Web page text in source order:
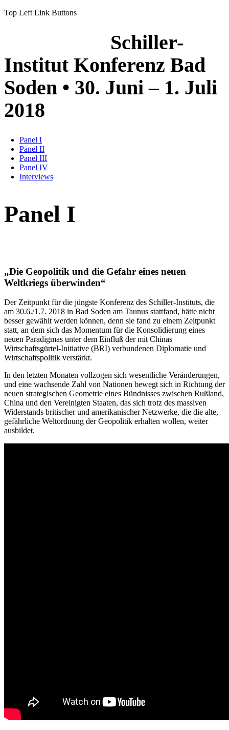
Top Left Link Buttons
Schiller-
Institut Konferenz Bad
Soden • 30. Juni – 1. Juli
2018
Panel I
Panel II
Panel III
Panel IV
Interviews
Panel I
„Die Geopolitik und die Gefahr eines neuen
Weltkriegs überwinden“
Der Zeitpunkt für die jüngste Konferenz des Schiller-Instituts, die
am 30.6./1.7. 2018 in Bad Soden am Taunus stattfand, hätte nicht
besser gewählt werden können, denn sie fand zu einem Zeitpunkt
statt, an dem sich das Momentum für die Konsolidierung eines
neuen Paradigmas unter dem Einfluß der mit Chinas
Wirtschaftsgürtel-Initiative (BRI) verbundenen Diplomatie und
Wirtschaftspolitik verstärkt.
In den letzten Monaten vollzogen sich wesentliche Veränderungen,
und eine wachsende Zahl von Nationen bewegt sich in Richtung der
neuen strategischen Geometrie eines Bündnisses zwischen Rußland,
China und den Vereinigten Staaten, das sich trotz des massiven
Widerstands britischer und amerikanischer Netzwerke, die die alte,
gefährliche Weltordnung der Geopolitik erhalten wollen, weiter
ausbildet.